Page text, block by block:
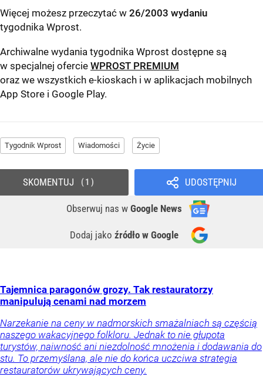
Więcej możesz przeczytać w 26/2003 wydaniu
tygodnika Wprost.
Archiwalne wydania tygodnika Wprost dostępne są
w specjalnej ofercie WPROST PREMIUM
oraz we wszystkich e-kioskach i w aplikacjach mobilnych
App Store i Google Play.
Tygodnik Wprost Wiadomości Życie
UDOSTĘPNIJ
Obserwuj nas w Google News
Dodaj jako źródło w Google
SKOMENTUJ 1
Tajemnica paragonów grozy. Tak restauratorzy
manipulują cenami nad morzem
Narzekanie na ceny w nadmorskich smażalniach są częścią
naszego wakacyjnego folkloru. Jednak to nie głupota
turystów, naiwność ani niezdolność mnożenia i dodawania do
stu. To przemyślana, ale nie do końca uczciwa strategia
restauratorów ukrywających ceny.